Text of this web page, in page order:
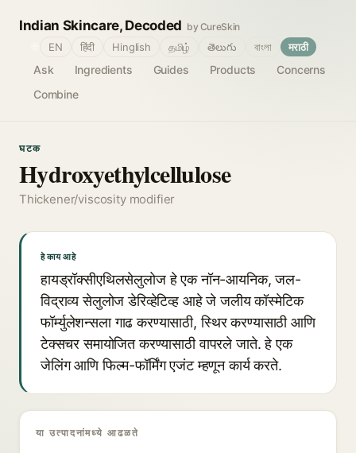
Indian Skincare, Decoded by CureSkin
Ask Ingredients Guides Products
Concerns
Combine
EN हिंदी Hinglish தமிழ் తెలుగు বাংলা मराठी
घटक
Hydroxyethylcellulose
Thickener/viscosity modifier
हे काय आहे
हायड्रॉक्सीएथिलसेलुलोज हे एक नॉन-आयनिक, जल-
विद्राव्य सेलुलोज डेरिव्हेटिव्ह आहे जे जलीय कॉस्मेटिक
फॉर्म्युलेशन्सला गाढ करण्यासाठी, स्थिर करण्यासाठी आणि
टेक्सचर समायोजित करण्यासाठी वापरले जाते. हे एक
जेलिंग आणि फिल्म-फॉर्मिंग एजंट म्हणून कार्य करते.
या उत्पादनांमध्ये आढळते